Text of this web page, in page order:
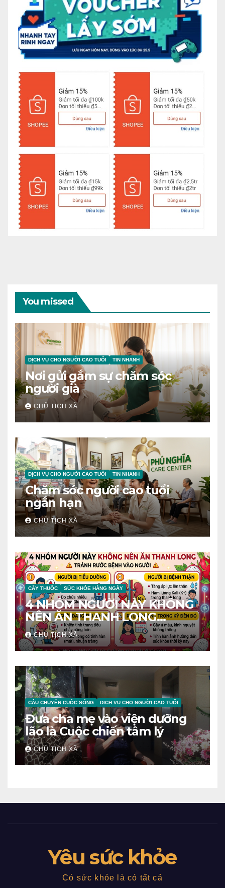
You missed
DỊCH VỤ CHO NGƯỜI CAO TUỔI TIN NHANH
Nơi gửi gắm sự chăm sóc
người già
CHỦ TỊCH XÃ
DỊCH VỤ CHO NGƯỜI CAO TUỔI TIN NHANH
Chăm sóc người cao tuổi
ngắn hạn
CHỦ TỊCH XÃ
CÂY THUỐC SỨC KHỎE HÀNG NGÀY
4 NHÓM NGƯỜI NÀY KHÔNG
NÊN ĂN THANH LONG
TRÁNH RƯỚC BỆNH VÀO
NGƯỜI
CHỦ TỊCH XÃ
CÂU CHUYỆN CUỘC SỐNG DỊCH VỤ CHO NGƯỜI CAO TUỔI
Đưa cha mẹ vào viện dưỡng
lão là Cuộc chiến tâm lý
CHỦ TỊCH XÃ
Yêu sức khỏe
Có sức khỏe là có tất cả